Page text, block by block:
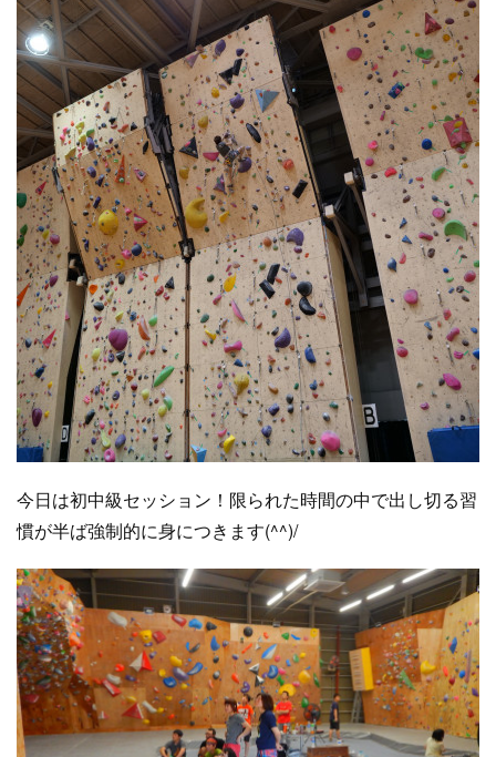
今日は初中級セッション！限られた時間の中で出し切る習
慣が半ば強制的に身につきます(^^)/